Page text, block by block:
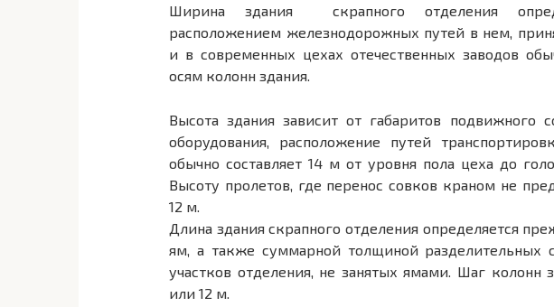
Ширина здания скрапного отделения
расположением железнодорожных путей в нем,
и в современных цехах отечественных заводов
осям колонн здания.
Высота здания зависит от габаритов подвижного
оборудования, расположение путей
обычно составляет 14 м от уровня пола цеха до
Высоту пролетов, где перенос совков краном не
12 м.
Длина здания скрапного отделения определяется
ям, а также суммарной толщиной разделительных
участков отделения, не занятых ямами. Шаг колонн
или 12 м.